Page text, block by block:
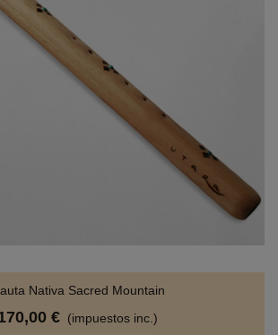
Nativa Sacred Mountain
€ (impuestos inc.)